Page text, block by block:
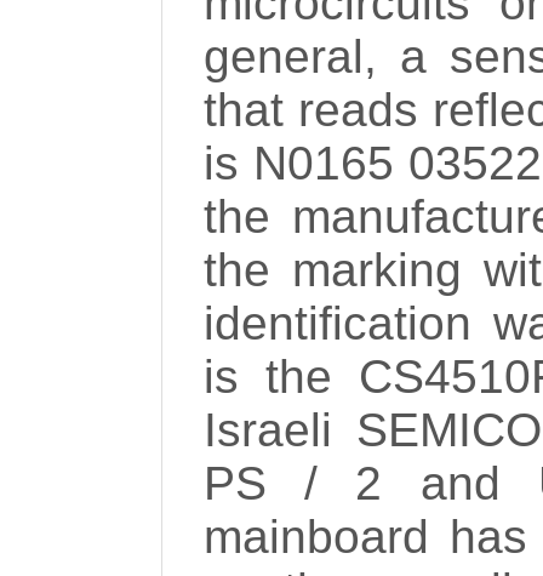
general, a
that reads
is N0165
the
the marking
identification
is the
Israeli
PS / 2 and
mainboard